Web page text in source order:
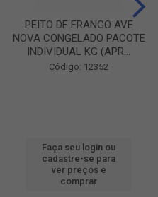
PEITO DE FRANGO AVE
NOVA CONGELADO PACOTE
INDIVIDUAL KG (APR...
Código: 12352
Faça seu login ou
cadastre-se para
ver preços e
comprar